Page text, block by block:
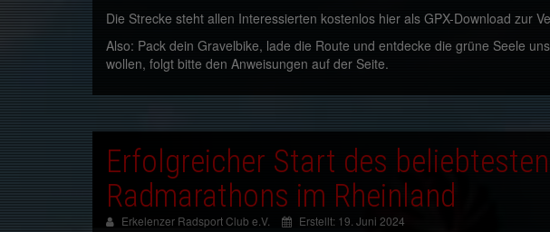
Die Strecke steht allen Interessierten kostenlos hier als GPX-Download zur
Also: Pack dein Gravelbike, lade die Route und entdecke die grüne Seele
wollen, folgt bitte den Anweisungen auf der Seite.
Erfolgreicher Start des beliebtesten
Radmarathons im Rheinland
Erkelenzer Radsport Club e.V. Erstellt: 19. Juni 2024